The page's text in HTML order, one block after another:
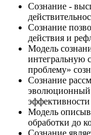
Сознание -
Сознание
действия и
Модель
интегральную
проблему»
Сознание
эволюционный
эффективности
Модель
обработки до
Сознание